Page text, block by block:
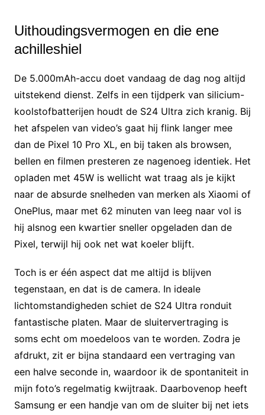
Uithoudingsvermogen en die ene
achilleshiel
De 5.000mAh-accu doet vandaag de dag nog altijd
uitstekend dienst. Zelfs in een tijdperk van silicium-
koolstofbatterijen houdt de S24 Ultra zich kranig. Bij
het afspelen van video’s gaat hij flink langer mee
dan de Pixel 10 Pro XL, en bij taken als browsen,
bellen en filmen presteren ze nagenoeg identiek. Het
opladen met 45W is wellicht wat traag als je kijkt
naar de absurde snelheden van merken als Xiaomi of
OnePlus, maar met 62 minuten van leeg naar vol is
hij alsnog een kwartier sneller opgeladen dan de
Pixel, terwijl hij ook net wat koeler blijft.
Toch is er één aspect dat me altijd is blijven
tegenstaan, en dat is de camera. In ideale
lichtomstandigheden schiet de S24 Ultra ronduit
fantastische platen. Maar de sluitervertraging is
soms echt om moedeloos van te worden. Zodra je
afdrukt, zit er bijna standaard een vertraging van
een halve seconde in, waardoor ik de spontaniteit in
mijn foto’s regelmatig kwijtraak. Daarbovenop heeft
Samsung er een handje van om de sluiter bij net iets